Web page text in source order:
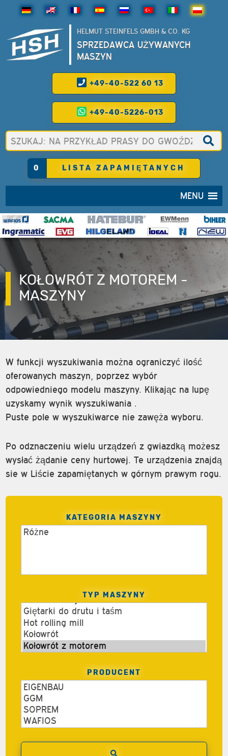
HELMUT STEINFELS GMBH & CO. KG
SPRZEDAWCA UŻYWANYCH
MASZYN
+49-40-522 60 13
+49-40-5226-013
0 LISTA ZAPAMIĘTANYCH
MENU
KOŁOWRÓT Z MOTOREM -
MASZYNY
W funkcji wyszukiwania można ograniczyć ilość
oferowanych maszyn, poprzez wybór
odpowiedniego modelu maszyny. Klikając na lupę
uzyskamy wynik wyszukiwania .
Puste pole w wyszukiwarce nie zawęża wyboru.
Po odznaczeniu wielu urządzeń z gwiazdką możesz
wysłać żądanie ceny hurtowej. Te urządzenia znajdą
sie w Liście zapamiętanych w górnym prawym rogu.
KATEGORIA MASZYNY
TYP MASZYNY
PRODUCENT